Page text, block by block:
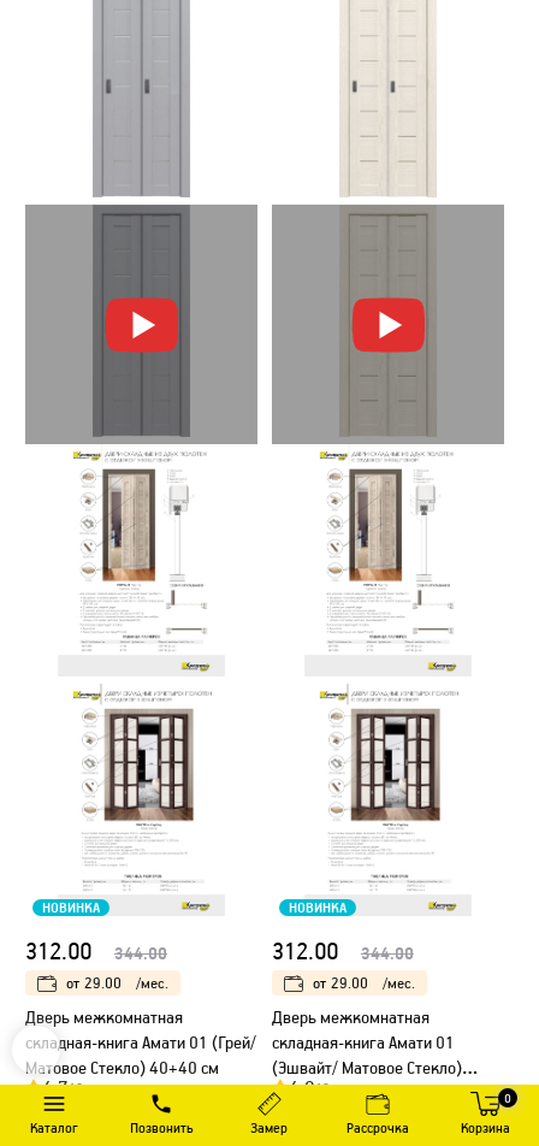
Каталог Позвонить Замер Рассрочка
0
Корзина
НОВИНКА
312.00 344.00
от 29.00 /мес.
Дверь межкомнатная
складная-книга Амати 01 (Грей/
Матовое Стекло) 40+40 см
4.719 оценок
В корзину
НОВИНКА
312.00 344.00
от 29.00 /мес.
Дверь межкомнатная
складная-книга Амати 01
(Эшвайт/ Матовое Стекло)
40+40 см
4.813 оценок
В корзину